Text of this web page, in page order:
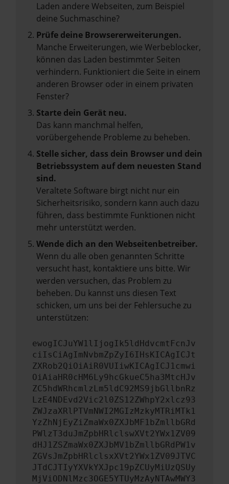
Laden andere Webseiten, zum Beispiel
deine Suchmaschine?
Prüfe deine Browsererweiterungen.
Manche Erweiterungen, wie Werbeblocker,
können das Laden bestimmter Seiten
verhindern. Funktioniert die Seite in einem
anderen Browser oder in einem privaten
Fenster?
Starte dein Gerät neu.
Das kann manchmal helfen,
vorübergehende Probleme zu beheben.
Stelle sicher, dass dein Browser und dein
Betriebssystem auf dem neuesten Stand
sind.
Veraltete Software birgt nicht nur ein
Sicherheitsrisiko, sondern kann auch dazu
führen, dass bestimmte Funktionen nicht
mehr unterstützt werden.
Wende dich an den Webseitenbetreiber.
Wenn du alle oben genannten Schritte
versucht hast, kontaktiere uns bitte. Wir
werden versuchen, das Problem zu
beheben. Du kannst uns diesen Text
schicken, um uns bei der Fehlersuche zu
unterstützen:
ewogICJuYW1lIjogIk5ldHdvcmtFcnJv
ciIsCiAgImNvbmZpZyI6IHsKICAgICJt
ZXRob2QiOiAiR0VUIiwKICAgICJ1cmwi
OiAiaHR0cHM6Ly9hcGkueC5ha3MtcHJv
ZC5hdWRhcmlzLm5ldC92MS9jbGllbnRz
LzE4NDEvd2Vic2l0ZS12ZWhpY2xlcz93
ZWJzaXRlPTVmNWI2MGIzMzkyMTRiMTk1
YzZhNjEyZiZmaWx0ZXJbMF1bZmllbGRd
PWlzT3duJmZpbHRlclswXVt2YWx1ZV09
dHJ1ZSZmaWx0ZXJbMV1bZmllbGRdPW1v
ZGVsJmZpbHRlclsxXVt2YWx1ZV09JTVC
JTdCJTIyYXVkYXJpc19pZCUyMiUzQSUy
MjViODNlMzc3OGE5YTUyMzAyNTAwMWY3